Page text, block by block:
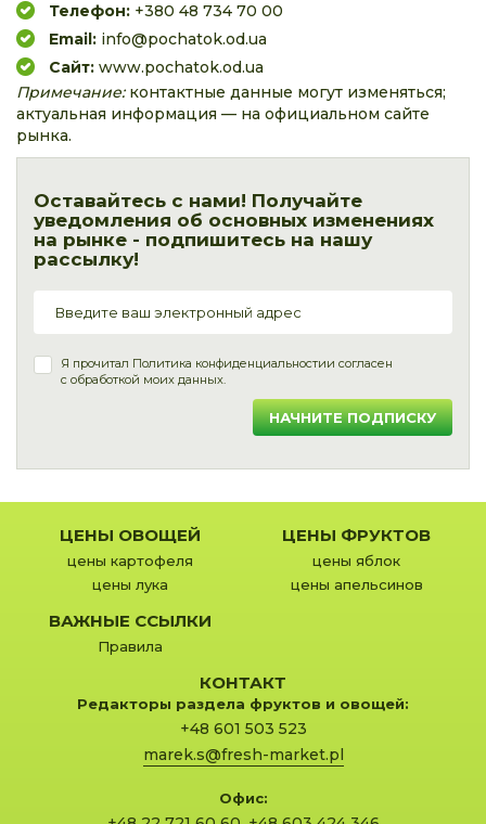
Телефон: +380 48 734 70 00
Email: info@pochatok.od.ua
Сайт: www.pochatok.od.ua
Примечание:контактные данные могут изменяться;
актуальная информация — на официальном сайте
рынка.
Оставайтесь с нами! Получайте
уведомления об основных изменениях
на рынке - подпишитесь на нашу
рассылку!
Я прочитал Политика конфиденциальностии согласен
с обработкой моих данных.
НАЧНИТЕ ПОДПИСКУ
ЦЕНЫ ОВОЩЕЙ
цены картофеля
цены лука
ЦЕНЫ ФРУКТОВ
цены яблок
цены апельсинов
ВАЖНЫЕ ССЫЛКИ
Правила
КОНТАКТ
Редакторы раздела фруктов и овощей:
+48 601 503 523
marek.s@fresh-market.pl
Офис: